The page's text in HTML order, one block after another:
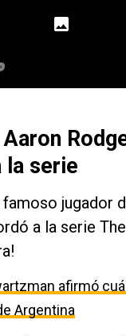
la serie
jugador
a la serie
afirmó
Argentina